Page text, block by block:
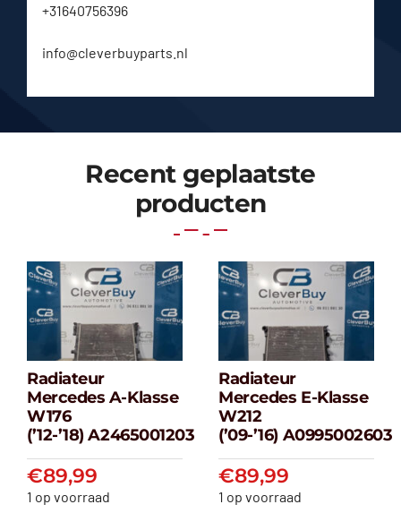
+31640756396
info@cleverbuyparts.nl
Recent geplaatste
producten
Radiateur
Mercedes A-
klasse W176
(’12-’18) A2465001203
€89,99
Radiateur
Mercedes A-Klasse
W176
(’12-’18) A2465001203
€89,99
1 op voorraad
Radiateur
Mercedes E-
klasse W212
(’09-’16)
€89,99
Radiateur
Mercedes E-Klasse
W212
(’09-’16) A0995002603
€89,99
1 op voorraad